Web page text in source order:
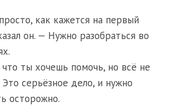
как кажется на первый
он. — Нужно разобраться во
ты хочешь помочь, но всё не
Это серьёзное дело, и нужно
осторожно.